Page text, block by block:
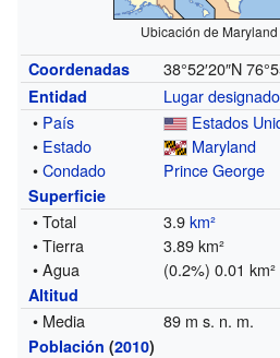
Ubicación de
Coordenadas 38°52′20″N
Entidad
Lugar
• País
Estados
• Estado
Maryland
•Condado Prince George
Superficie
• Total 3.9km²
• Tierra
3.89 km²
• Agua
(0.2%) 0.01 km²
Altitud
• Media 89 m s. n. m.
Población (2010)